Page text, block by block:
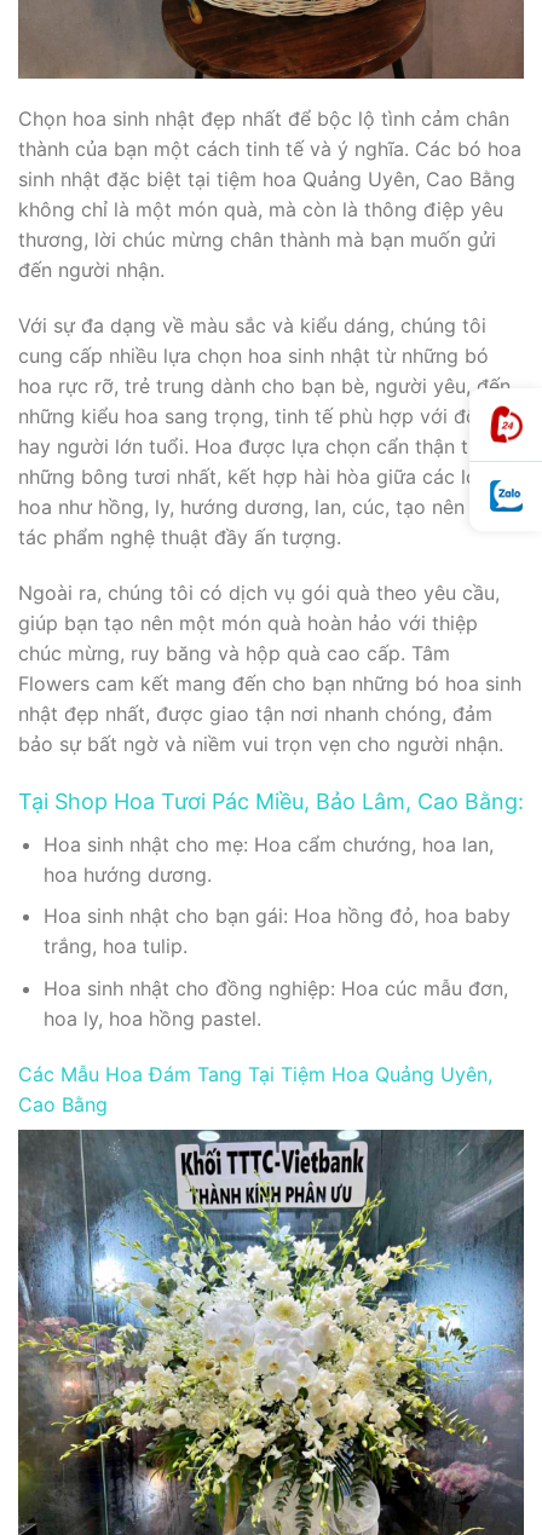
Chọn hoa sinh nhật đẹp nhất để bộc lộ tình cảm chân
thành của bạn một cách tinh tế và ý nghĩa. Các bó hoa
sinh nhật đặc biệt tại tiệm hoa Quảng Uyên, Cao Bằng
không chỉ là một món quà, mà còn là thông điệp yêu
thương, lời chúc mừng chân thành mà bạn muốn gửi
đến người nhận.
Với sự đa dạng về màu sắc và kiểu dáng, chúng tôi
cung cấp nhiều lựa chọn hoa sinh nhật từ những bó
hoa rực rỡ, trẻ trung dành cho bạn bè, người yêu, đến
những kiểu hoa sang trọng, tinh tế phù hợp với đối tác
hay người lớn tuổi. Hoa được lựa chọn cẩn thận từ
những bông tươi nhất, kết hợp hài hòa giữa các loại
hoa như hồng, ly, hướng dương, lan, cúc, tạo nên một
tác phẩm nghệ thuật đầy ấn tượng.
Ngoài ra, chúng tôi có dịch vụ gói quà theo yêu cầu,
giúp bạn tạo nên một món quà hoàn hảo với thiệp
chúc mừng, ruy băng và hộp quà cao cấp. Tâm
Flowers cam kết mang đến cho bạn những bó hoa sinh
nhật đẹp nhất, được giao tận nơi nhanh chóng, đảm
bảo sự bất ngờ và niềm vui trọn vẹn cho người nhận.
Tại Shop Hoa Tươi Pác Miều, Bảo Lâm, Cao Bằng:
Hoa sinh nhật cho mẹ: Hoa cẩm chướng, hoa lan,
hoa hướng dương.
Hoa sinh nhật cho bạn gái: Hoa hồng đỏ, hoa baby
trắng, hoa tulip.
Hoa sinh nhật cho đồng nghiệp: Hoa cúc mẫu đơn,
hoa ly, hoa hồng pastel.
Các Mẫu Hoa Đám Tang Tại Tiệm Hoa Quảng Uyên,
Cao Bằng